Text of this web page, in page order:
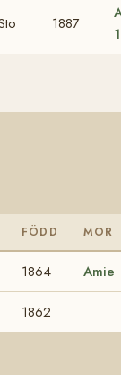
1887
FÖDD MOR
1864 Amie
1862